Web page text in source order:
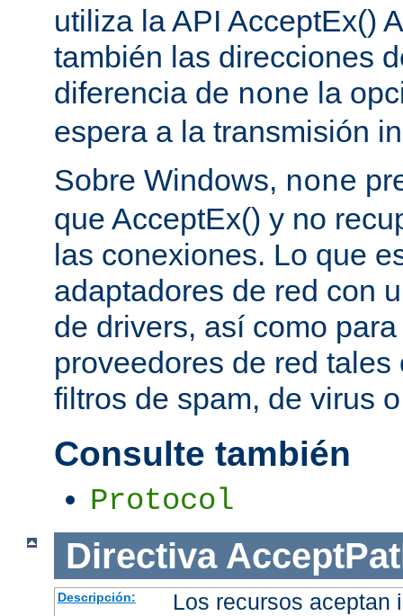
utiliza la API AcceptEx()
también las direcciones
diferencia de none la
espera a la transmisión
Sobre Windows, none
que AcceptEx() y no
las conexiones. Lo que
adaptadores de red con
de drivers, así como
proveedores de red
filtros de spam, de virus
Consulte también
Protocol
Directiva
Descripción: Los recursos aceptan